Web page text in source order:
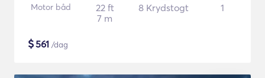
Motor båd
22 ft
7 m
8 Krydstogt 1
$561 /dag